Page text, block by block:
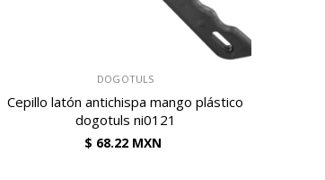
DOGOTULS
Cepillo latón antichispa mango plástico
dogotuls ni0121
$ 68.22 MXN